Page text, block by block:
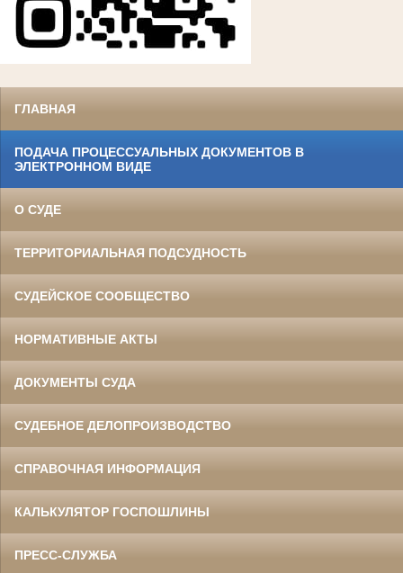
ГЛАВНАЯ
ПОДАЧА ПРОЦЕССУАЛЬНЫХ ДОКУМЕНТОВ В
ЭЛЕКТРОННОМ ВИДЕ
О СУДЕ
ТЕРРИТОРИАЛЬНАЯ ПОДСУДНОСТЬ
СУДЕЙСКОЕ СООБЩЕСТВО
НОРМАТИВНЫЕ АКТЫ
ДОКУМЕНТЫ СУДА
СУДЕБНОЕ ДЕЛОПРОИЗВОДСТВО
СПРАВОЧНАЯ ИНФОРМАЦИЯ
КАЛЬКУЛЯТОР ГОСПОШЛИНЫ
ПРЕСС-СЛУЖБА